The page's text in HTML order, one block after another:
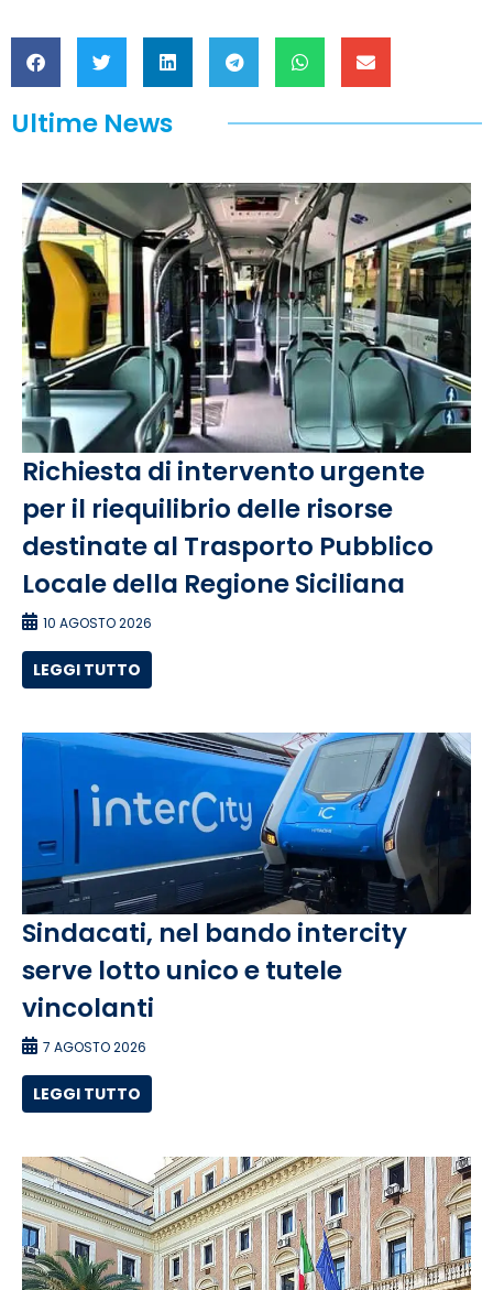
Ultime News
Richiesta di intervento urgente
per il riequilibrio delle risorse
destinate al Trasporto Pubblico
Locale della Regione Siciliana
10 AGOSTO 2026
LEGGI TUTTO
Sindacati, nel bando intercity
serve lotto unico e tutele
vincolanti
7 AGOSTO 2026
LEGGI TUTTO